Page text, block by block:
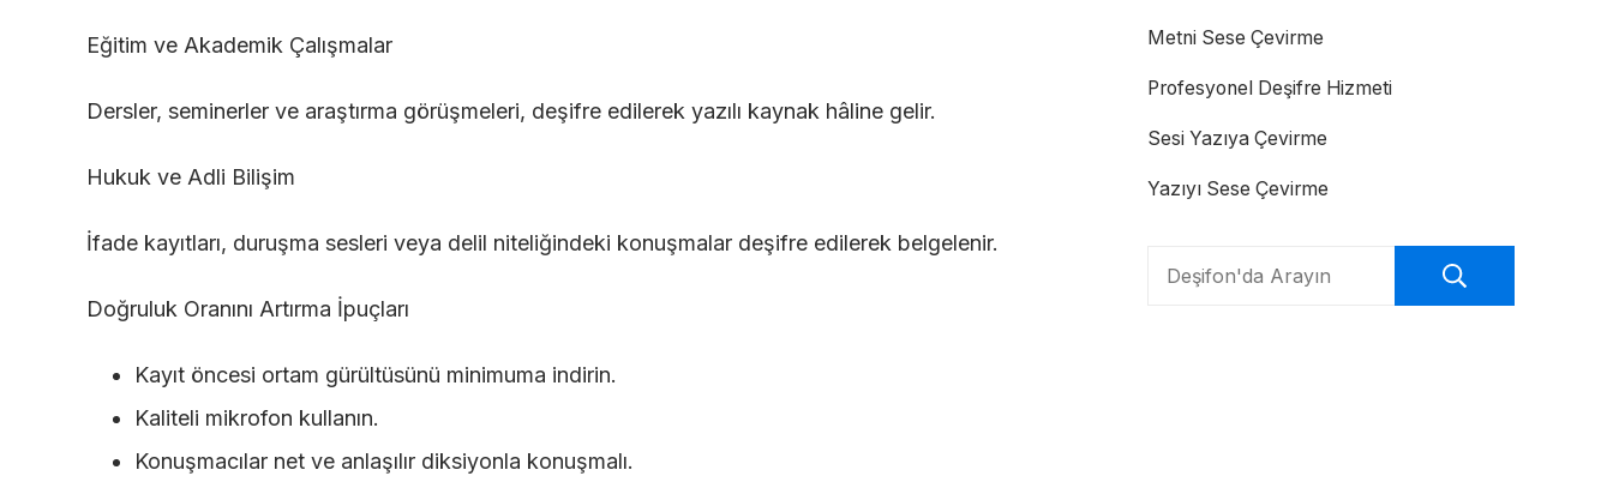
Eğitim ve Akademik Çalışmalar
Dersler, seminerler ve araştırma görüşmeleri, deşifre edilerek yazılı kaynak hâline gelir.
Hukuk ve Adli Bilişim
İfade kayıtları, duruşma sesleri veya delil niteliğindeki konuşmalar deşifre edilerek belgelenir.
Doğruluk Oranını Artırma İpuçları
Kayıt öncesi ortam gürültüsünü minimuma indirin.
Kaliteli mikrofon kullanın.
Konuşmacılar net ve anlaşılır diksiyonla konuşmalı.
Metni Sese Çevirme
Profesyonel Deşifre Hizmeti
Sesi Yazıya Çevirme
Yazıyı Sese Çevirme